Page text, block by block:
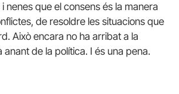
nenes que el consens és la manera
de resoldre les situacions que
Això encara no ha arribat a la
anant de la política. I és una pena.